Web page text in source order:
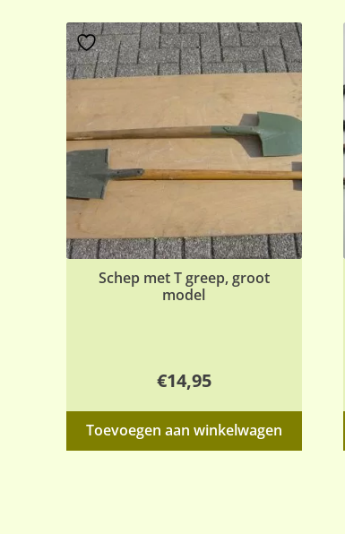
Schep met T greep, groot
model
€14,95
Toevoegen aan winkelwagen